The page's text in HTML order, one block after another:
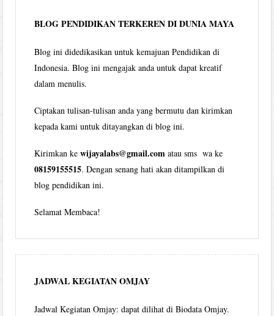
BLOG PENDIDIKAN TERKEREN DI DUNIA MAYA
Blog ini didedikasikan untuk kemajuan Pendidikan di
Indonesia. Blog ini mengajak anda untuk dapat kreatif
dalam menulis.
Ciptakan tulisan-tulisan anda yang bermutu dan kirimkan
kepada kami untuk ditayangkan di blog ini.
Kirimkan kewijayalabs@gmail.com atau sms wa ke
08159155515. Dengan senang hati akan ditampilkan di
blog pendidikan ini.
Selamat Membaca!
JADWAL KEGIATAN OMJAY
Jadwal Kegiatan Omjay: dapat dilihat di Biodata Omjay.